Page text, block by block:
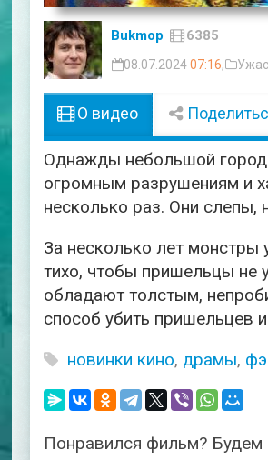
Bukmop 6385
08.07.2024 07:16,
О видео
Однажды небольшой
огромным разрушениям и
несколько раз. Они слепы,
За несколько лет
тихо, чтобы пришельцы не
обладают толстым,
способ убить пришельцев
новинки кино, драмы,
Понравился фильм? Будем